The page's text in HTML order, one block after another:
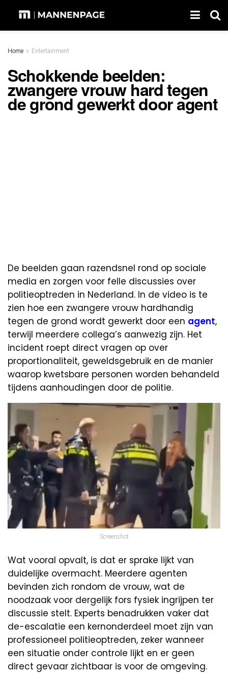
Home Entertainment
Schokkende beelden:
zwangere vrouw hard tegen
de grond gewerkt door agent
De beelden gaan razendsnel rond op sociale
media en zorgen voor felle discussies over
politieoptreden in Nederland. In de video is te
zien hoe een zwangere vrouw hardhandig
tegen de grond wordt gewerkt door een agent,
terwijl meerdere collega’s aanwezig zijn. Het
incident roept direct vragen op over
proportionaliteit, geweldsgebruik en de manier
waarop kwetsbare personen worden behandeld
tijdens aanhoudingen door de politie.
Screenshot
Wat vooral opvalt, is dat er sprake lijkt van
duidelijke overmacht. Meerdere agenten
bevinden zich rondom de vrouw, wat de
noodzaak voor dergelijk fors fysiek ingrijpen ter
discussie stelt. Experts benadrukken vaker dat
de-escalatie een kernonderdeel moet zijn van
professioneel politieoptreden, zeker wanneer
een situatie onder controle lijkt en er geen
direct gevaar zichtbaar is voor de omgeving.